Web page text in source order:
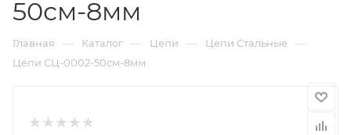
50см-8мм
Главная — Каталог — Цепи — Цепи Стальные —
Цепи СЦ-0002-50см-8мм